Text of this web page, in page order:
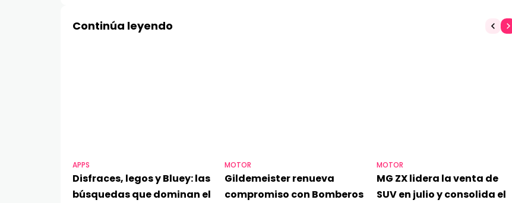
Continúa leyendo
APPS
Disfraces, legos y Bluey: las
búsquedas que dominan el
MOTOR
Gildemeister renueva
compromiso con Bomberos
MOTOR
MG ZX lidera la venta de
SUV en julio y consolida el